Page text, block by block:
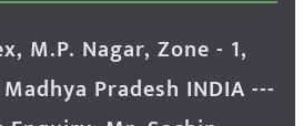
M.P. Nagar, Zone - 1,
Pradesh INDIA ---